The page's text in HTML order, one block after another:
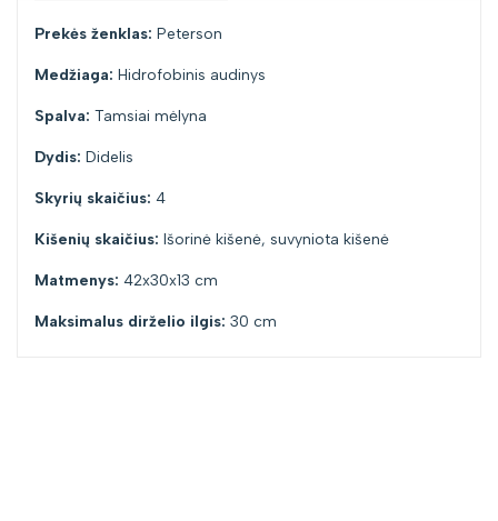
Prekės ženklas: Peterson
Medžiaga: Hidrofobinis audinys
Spalva: Tamsiai mėlyna
Dydis: Didelis
Skyrių skaičius: 4
Kišenių skaičius: Išorinė kišenė, suvyniota kišenė
Matmenys: 42x30x13 cm
Maksimalus dirželio ilgis: 30 cm